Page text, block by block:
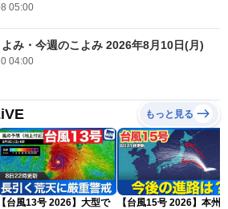
05:00
み・今週のこよみ 2026年8月10日(月)
04:00
もっと見る
【台風13号 2026】大型で
【台風15号 2026】本州